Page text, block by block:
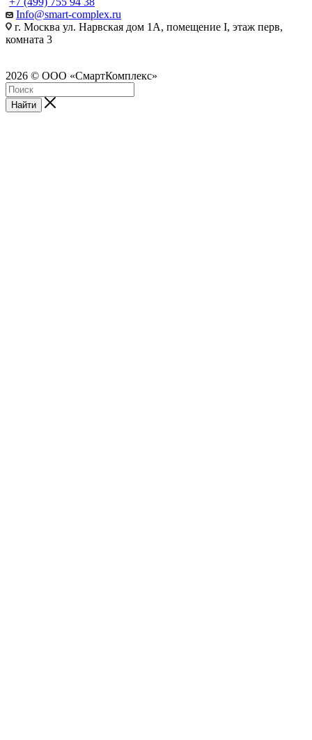
Info@smart-complex.ru
г. Москва ул. Нарвская дом 1А, помещение I, этаж перв,
комната 3
2026 © ООО «СмартКомплекс»
Найти